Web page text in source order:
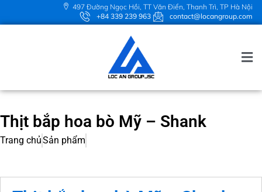
497 Đường Ngọc Hồi, TT Văn Điển, Thanh Trì, TP Hà Nội
+84 339 239 963
contact@locangroup.com
Thịt bắp hoa bò Mỹ – Shank
Trang chủSản phẩm